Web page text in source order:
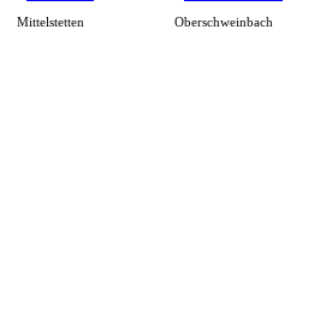
Mittelstetten Oberschweinbach